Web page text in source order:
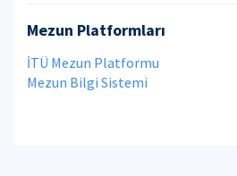
Mezun Platformları
İTÜ Mezun Platformu
Mezun Bilgi Sistemi